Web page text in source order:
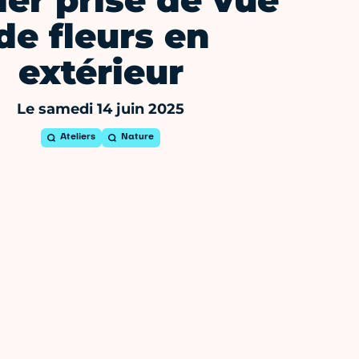
fleurs en
extérieur
Le samedi 14 juin 2025
Ateliers Nature